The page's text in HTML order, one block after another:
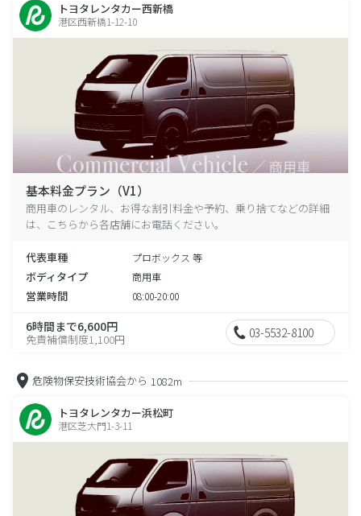
トヨタレンタカー西新橋
港区西新橋1-12-10
基本料金プラン（V1）
商用車のレンタル、お得な割引料金や予約、乗り捨てなどの詳細
は、こちらから各店舗にお電話ください。
代表車種 プロボックス 等
ボディタイプ 商用車
営業時間 08:00-20:00
6時間まで6,600円
免責補償制度1,100円 03-5532-8100
危険物保安技術協会から 1082m
トヨタレンタカー浜松町
港区芝大門1-3-11